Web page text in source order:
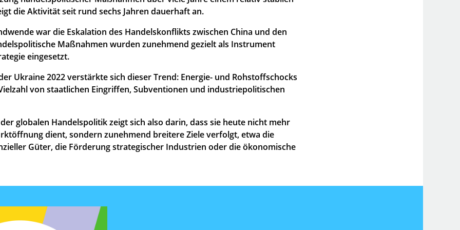
die Aktivität seit rund sechs Jahren dauerhaft an.
war die Eskalation des Handelskonflikts zwischen China und den
Maßnahmen wurden zunehmend gezielt als Instrument
eingesetzt.
Ukraine 2022 verstärkte sich dieser Trend: Energie- und Rohstoffschocks
von staatlichen Eingriffen, Subventionen und industriepolitischen
globalen Handelspolitik zeigt sich also darin, dass sie heute nicht mehr
dient, sondern zunehmend breitere Ziele verfolgt, etwa die
Güter, die Förderung strategischer Industrien oder die ökonomische